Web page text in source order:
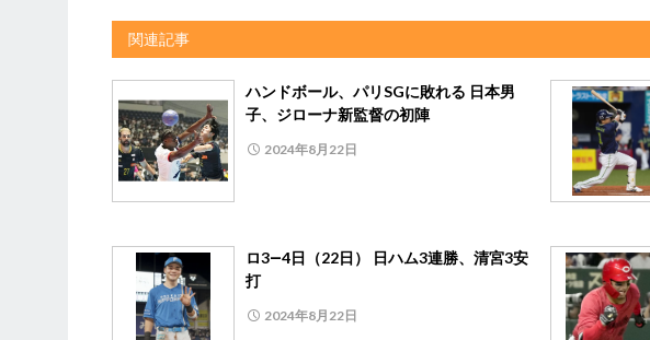
関連記事
ハンドボール、パリSGに敗れる 日本男
子、ジローナ新監督の初陣
2024年8月22日
ロ3―4日（22日） 日ハム3連勝、清宮3安
打
2024年8月22日